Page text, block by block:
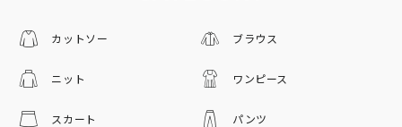
カットソー ブラウス
ニット ワンピース
スカート パンツ